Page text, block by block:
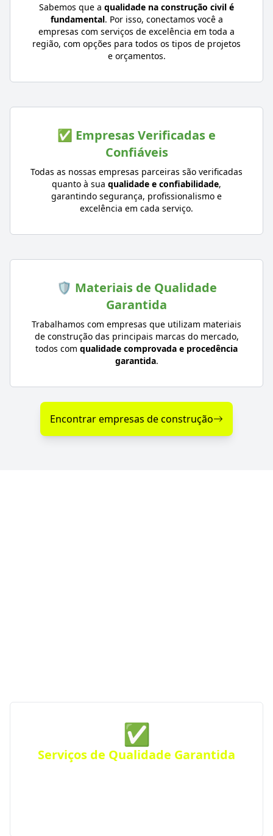
Sabemos que a qualidade na construção civil é
fundamental. Por isso, conectamos você a
empresas com serviços de excelência em toda a
região, com opções para todos os tipos de projetos
e orçamentos.
✅ Empresas Verificadas e
Confiáveis
Todas as nossas empresas parceiras são verificadas
quanto à sua qualidade e confiabilidade,
garantindo segurança, profissionalismo e
excelência em cada serviço.
🛡️ Materiais de Qualidade
Garantida
Trabalhamos com empresas que utilizam materiais
de construção das principais marcas do mercado,
todos com qualidade comprovada e procedência
garantida.
Encontrar empresas de construção
✅
Serviços de Qualidade Garantida